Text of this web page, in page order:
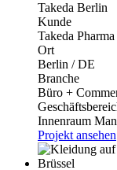
Takeda Berlin
Kunde
Takeda
Ort
Berlin / DE
Branche
Büro +
Innenraum
Projekt ansehen